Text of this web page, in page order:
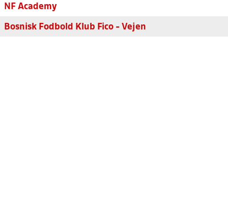
NF Academy
Bosnisk Fodbold Klub Fico - Vejen